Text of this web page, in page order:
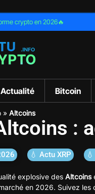
crypto en 2026🔥
Actualité Bitcoin
» Altcoins
:
💧 Actu XRP
explosive des Altcoins
en 2026. Suivez les